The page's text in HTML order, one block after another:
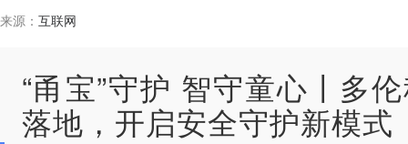
来源： 互联网
“甬宝”守护 智守童心丨多
落地，开启安全守护新模式